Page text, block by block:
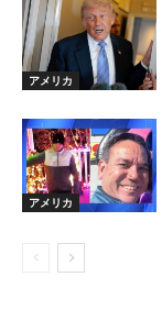
アメリカ
アメリカ